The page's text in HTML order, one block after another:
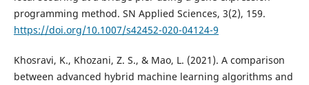
programming method. SN Applied Sciences, 3(2), 159.
https://doi.org/10.1007/s42452-020-04124-9
Khosravi, K., Khozani, Z. S., & Mao, L. (2021). A comparison
between advanced hybrid machine learning algorithms and